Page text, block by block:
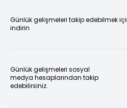
Günlük gelişmeleri takip edebilmek
indirin
Günlük gelişmeleri sosyal
medya hesaplarından takip
edebilirsiniz.